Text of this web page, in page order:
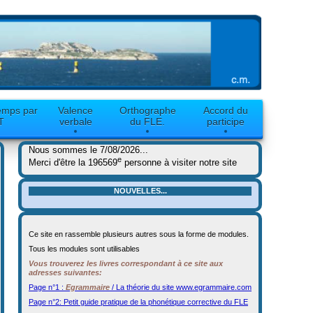
par
Valence
verbale
Orthographe
du FLE.
Accord du
participe
Nous sommes le 7/08/2026...
Merci d'être la 196569e personne à visiter notre site
NOUVELLES...
Ce site en rassemble plusieurs autres sous la forme de modules.
Tous les modules sont utilisables
Vous trouverez les livres correspondant à ce site aux
adresses suivantes:
Page n°1 : Egrammaire / La théorie du site www.egrammaire.com
Page n°2: Petit guide pratique de la phonétique corrective du FLE